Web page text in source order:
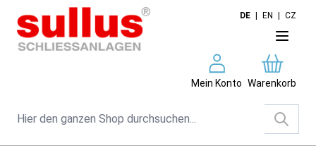
Direkt zum Inhalt
DE EN CZ
Mein Konto Warenkorb
Suche